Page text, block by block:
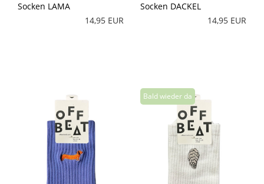
Socken LAMA
14,95 EUR
Socken DACKEL
14,95 EUR